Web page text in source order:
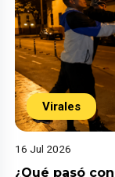
Virales
16 Jul 2026
¿Qué pasó